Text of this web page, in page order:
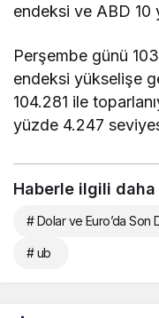
endeksi ve ABD 10
Perşembe günü
endeksi yükselişe
104.281 ile
yüzde 4.247
Haberle ilgili daha
# Dolar ve Euro’da Son
# ub